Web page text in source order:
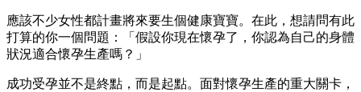
應該不少女性都計畫將來要生個健康寶寶。在此，想請問有此
打算的你一個問題：「假設你現在懷孕了，你認為自己的身體
狀況適合懷孕生產嗎？」
成功受孕並不是終點，而是起點。面對懷孕生產的重大關卡，